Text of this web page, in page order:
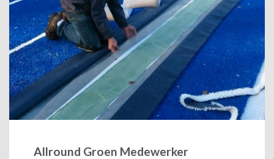
Allround Groen Medewerker